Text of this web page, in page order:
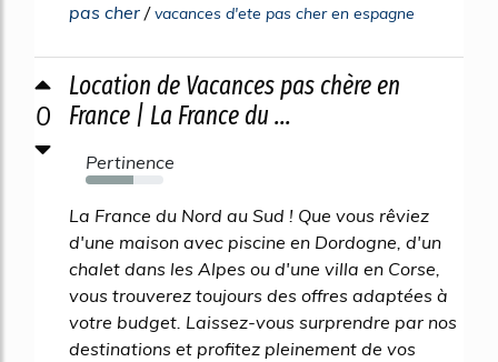
pas cher /vacances d'ete pas cher en espagne
0
Location de Vacances pas chère en
France | La France du ...
Pertinence
62%
La France du Nord au Sud ! Que vous rêviez
d'une maison avec piscine en Dordogne, d'un
chalet dans les Alpes ou d'une villa en Corse,
vous trouverez toujours des offres adaptées à
votre budget. Laissez-vous surprendre par nos
destinations et profitez pleinement de vos